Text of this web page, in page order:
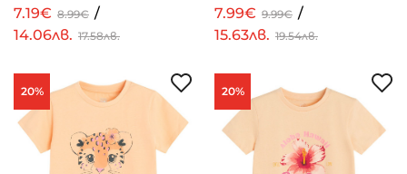
7.19€ 8.99€ /
14.06лв. 17.58лв.
7.99€ 9.99€ /
15.63лв. 19.54лв.
20% 20%